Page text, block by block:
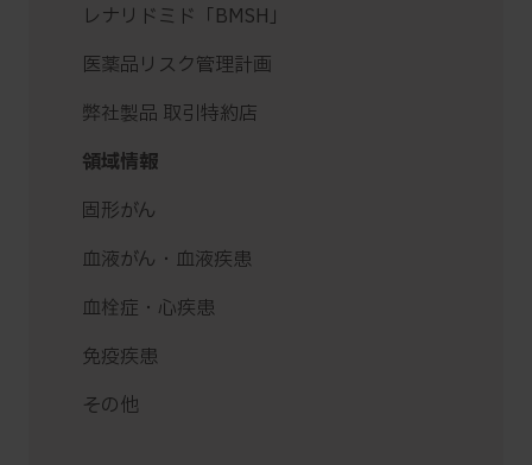
レナリドミド「BMSH」
医薬品リスク管理計画
弊社製品 取引特約店
領域情報
固形がん
血液がん・血液疾患
血栓症・心疾患
免疫疾患
その他